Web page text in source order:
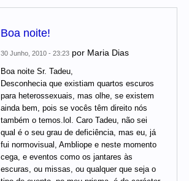
Boa noite!
30 Junho, 2010 - 23:23 por Maria Dias
Boa noite Sr. Tadeu,
Desconhecia que existiam quartos escuros
para heterossexuais, mas olhe, se existem
ainda bem, pois se vocês têm direito nós
também o temos.lol. Caro Tadeu, não sei
qual é o seu grau de deficiência, mas eu, já
fui normovisual, Ambliope e neste momento
cega, e eventos como os jantares às
escuras, ou missas, ou qualquer que seja o